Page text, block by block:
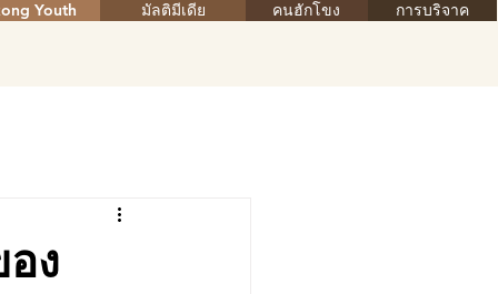
Youth คนฮักโขง
มัลติมีเดีย การบริจาค
ง